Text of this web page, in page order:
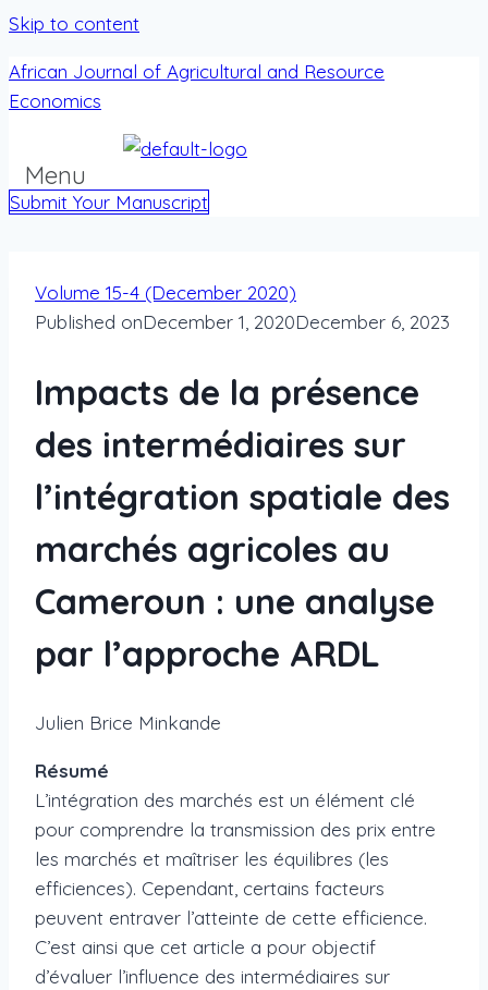
Skip to content
African Journal of Agricultural and Resource
Economics
Menu
Submit Your Manuscript
Volume 15-4 (December 2020)
Published onDecember 1, 2020December 6, 2023
Impacts de la présence
des intermédiaires sur
l’intégration spatiale des
marchés agricoles au
Cameroun : une analyse
par l’approche ARDL
Julien Brice Minkande
Résumé
L’intégration des marchés est un élément clé
pour comprendre la transmission des prix entre
les marchés et maîtriser les équilibres (les
efficiences). Cependant, certains facteurs
peuvent entraver l’atteinte de cette efficience.
C’est ainsi que cet article a pour objectif
d’évaluer l’influence des intermédiaires sur